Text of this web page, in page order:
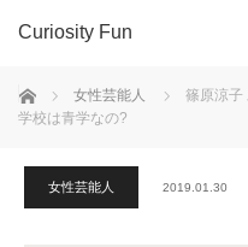
Curiosity Fun
ホーム 女性芸能人
篠原涼子
学校は青学なの?
女性芸能人 2019.01.30